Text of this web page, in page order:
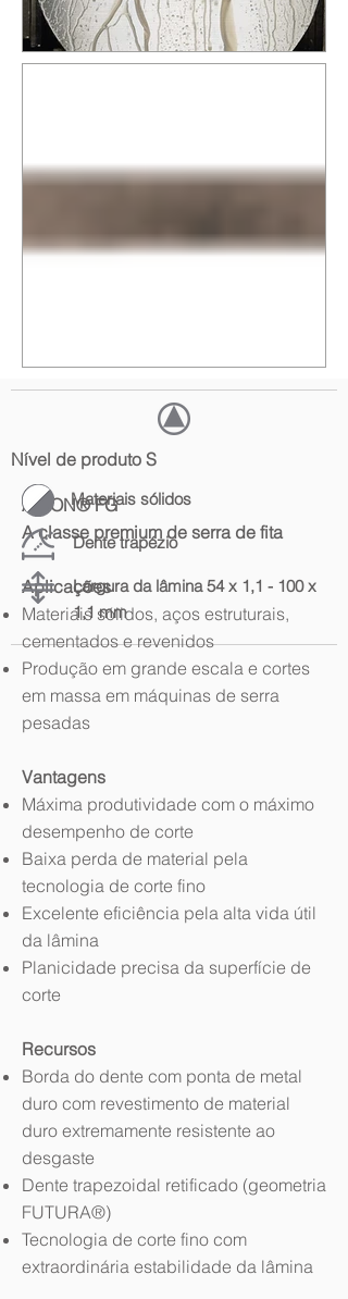
ARION® FG
A classe premium de serra de fita
Aplicações
Materiais sólidos, aços estruturais,
cementados e revenidos
Produção em grande escala e cortes
em massa em máquinas de serra
pesadas
Vantagens
Máxima produtividade com o máximo
desempenho de corte
Baixa perda de material pela
tecnologia de corte fino
Excelente eficiência pela alta vida útil
da lâmina
Planicidade precisa da superfície de
corte
Recursos
Borda do dente com ponta de metal
duro com revestimento de material
duro extremamente resistente ao
desgaste
Dente trapezoidal retificado (geometria
FUTURA®)
Tecnologia de corte fino com
extraordinária estabilidade da lâmina
Nível de produto S
Materiais sólidos
Dente trapézio
Largura da lâmina 54 x 1,1 - 100 x
1,1 mm